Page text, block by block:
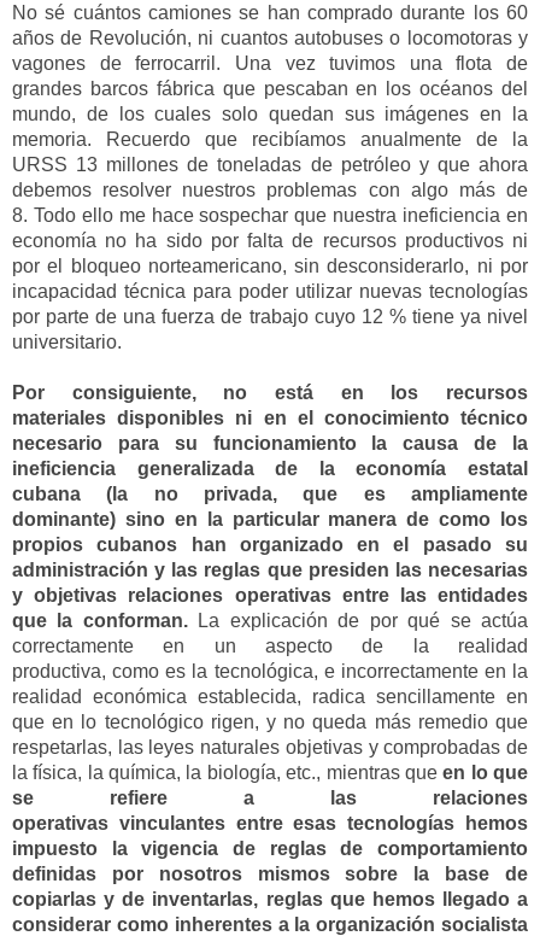
No sé cuántos camiones se han comprado durante los 60
años de Revolución, ni cuantos autobuses o locomotoras y
vagones de ferrocarril. Una vez tuvimos una flota de
grandes barcos fábrica quepescaban en los océanos del
mundo, de l os cuales solo quedan sus imágenes en la
memoria. Recuerdo que recibíamos anualmente de la
URSS 13 millones de toneladas de petróleo y que ahora
debemos resolver nuestros problemas con algo más de
8. Todo ello me hace sospechar que nuestra ineficiencia en
economía no ha sidopor falta de recursos productivos ni
por el bloqueo norteamericano, sin desconsiderarlo, ni por
incapacidad técnica para poder utilizar nuevas tecnologías
por parte de una fuerza de trabajo cuyo 12 % tiene ya nivel
universitario.
Por consiguiente, no está en los recursos
materialesdisponibles ni en el conocimiento técnico
necesario para su funcionamiento la causa de la
ineficiencia generalizada de la economía estatal
cubana(la no privada, que es ampliamente
dominante) sino en la particular manera de como
los
propios cubanos han organizadoen el pasadosu
administración y las reglas que presiden las necesarias
y objetivas relaciones operativas entre
las entidades
que la conforman.La explicación de por qué se actúa
correctamente en un aspecto de la realidad
productiva,como es la tecnológica, e incorrectamente en la
realidad económica establecida, radica sencillamente en
que en lo tecnológico rigen, y no queda más remedio que
respetarlas, las leyes naturales objetivas ycomprobadas de
la física, la química, la biología, etc., mientras queen lo que
se refiere a las relaciones
operativas vinculantes entreesas tecnologías
hemos
impuesto la vigencia de reglas de comportamiento
definidas por nosotros mismos sobre la base de
copiarlas y de inventarlas, reglas que hemos
llegado a
considerar como inherentes a la organización socialista